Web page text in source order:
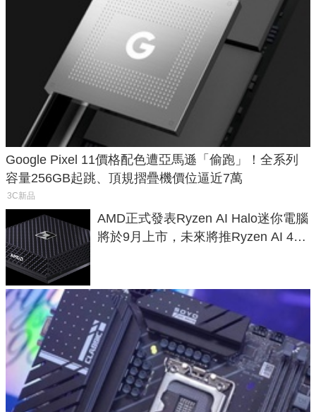
Google Pixel 11價格配色遭亞馬遜「偷跑」！全系列
容量256GB起跳、頂規摺疊機價位逼近7萬
3C新品
AMD正式發表Ryzen AI Halo迷你電腦
將於9月上市，未來將推Ryzen AI 400